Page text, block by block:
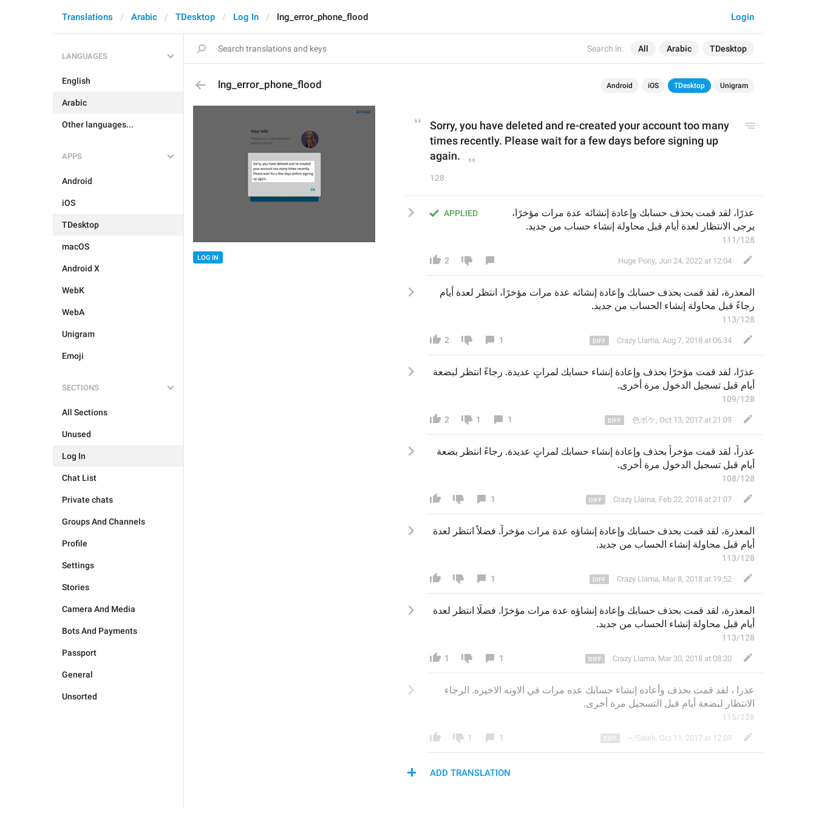
Search in: All Arabic TDesktop
Login
Translations Arabic TDesktop Log In lng_error_phone_flood
LANGUAGES
English
Arabic
Other languages...
APPS
Android
iOS
TDesktop
macOS
Android X
WebK
WebA
Unigram
Emoji
SECTIONS
All Sections
Unused
Log In
Chat List
Private chats
Groups And Channels
Profile
Settings
Stories
Camera And Media
Bots And Payments
Passport
General
Unsorted
lng_error_phone_flood Android iOS TDesktop Unigram
LOG IN
Sorry, you have deleted and re-created your account too many
times recently. Please wait for a few days before signing up
again.
128
APPLIED
يرجى الانتظار لعدة أيام قبل محاولة إنشاء حساب من جديد.
111/128
2 Huge Pony, Jun 24, 2022 at 12:04
المعذرة، لقد قمت بحذف حسابك وإعادة إنشائه عدة مرات مؤخرًا، انتظر لعدة أيام
رجاءً قبل محاولة إنشاء الحساب من جديد.
113/128
2 1 Crazy Llama, Aug 7, 2018 at 06:34
عذرًا، لقد قمت مؤخرًا بحذف وإعادة إنشاء حسابك لمراتٍ عديدة. رجاءً انتظر لبضع
أيام قبل تسجيل الدخول مرة أخرى.
109/128
2 1 1 色ボケ, Oct 13, 2017 at 21:09
عذر اً، لقد قمت مؤخراً بحذف وإعادة إنشاء حسابك لمراتٍ عديدة. رجاءً انتظر بضع
أيام قبل تسجيل الدخول مرة أخرى.
108/128
1 Crazy Llama, Feb 22, 2018 at 21:07
المعذرة، لقد قمت بحذف حسابك وإعادة إنشاؤه عدة مرات مؤخر اً. فضلاً انتظ
أيام قبل محاولة إنشاء الحساب من جديد.
113/128
1 Crazy Llama, Mar 8, 2018 at 19:52
المعذرة، لقد قمت بحذف حسابك وإعادة إنشاؤه عدة مرات مؤخرًا. فضل انتظ
أيام قبل محاولة إنشاء الحساب من جديد.
113/128
1 1 Crazy Llama, Mar 30, 2018 at 08:20
عذر ا ، لقد قمت بحذف وأعاده إنشاء حسابك عده مرات في الاونه الاخيره. الرجاء
الانتظار لبضعة أيام قبل التسجيل مرة أخرى.
115/128
1 1 ~/Saleh, Oct 11, 2017 at 12:09
ADD TRANSLATION